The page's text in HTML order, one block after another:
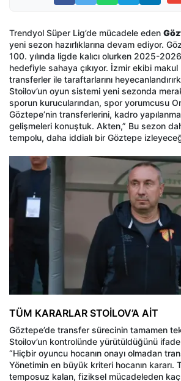
Trendyol Süper Lig’de mücadele eden
yeni sezon hazırlıklarına devam ediyor.
100. yılında ligde kalıcı olurken 2025-
hedefiyle sahaya çıkıyor. İzmir ekibi makul
transferler ile taraftarlarını
Stoilov’un oyun sistemi yeni sezonda
sporun kurucularından, spor yorumcusu
Göztepe’nin transferlerini, kadro
gelişmeleri konuştuk. Akten,” Bu sezon
tempolu, daha iddialı bir Göztepe
TÜM KARARLAR STOİLOV’A AİT
Göztepe’de transfer sürecinin tamamen
Stoilov’un kontrolünde yürütüldüğünü
“Hiçbir oyuncu hocanın onayı olmadan
Yönetimin en büyük kriteri hocanın kararı.
temposuz kalan, fiziksel mücadeleden